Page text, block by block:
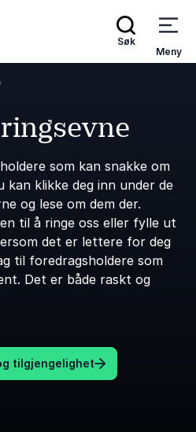
Søk
Meny
som kan snakke om
kan klikke deg inn under de
og lese om dem der.
til å ringe oss eller fylle ut
det er lettere for deg
til foredragsholdere som
Det er både raskt og
tilgjengelighet